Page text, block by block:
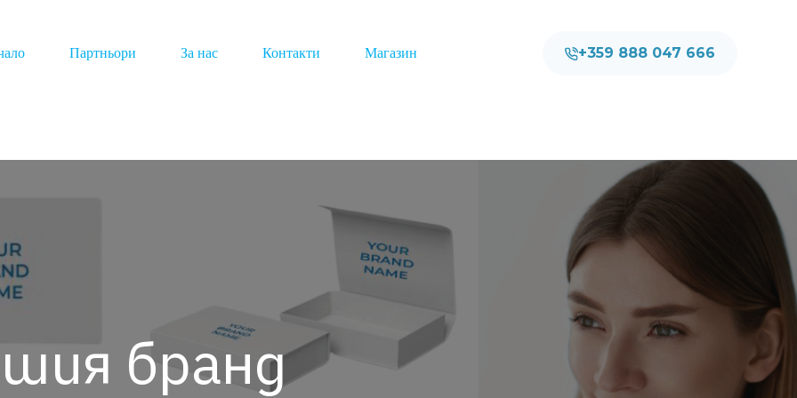
Партньори За нас Контакти Магазин +359 888 047 666
бранд